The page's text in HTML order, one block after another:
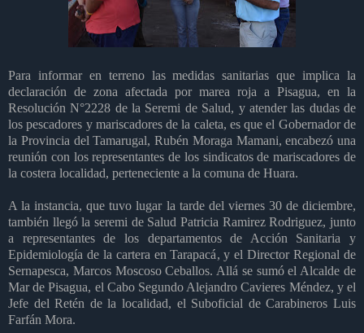
Para informar en terreno las medidas sanitarias que implica la
declaración de zona afectada por marea roja a Pisagua, en la
Resolución N°2228 de la Seremi de Salud, y atender las dudas de
los pescadores y mariscadores de la caleta, es que el Gobernador de
la Provincia del Tamarugal, Rubén Moraga Mamani, encabezó una
reunión con los representantes de los sindicatos de mariscadores de
la costera localidad, perteneciente a la comuna de Huara.
A la instancia, que tuvo lugar la tarde del viernes 30 de diciembre,
también llegó la seremi de Salud Patricia Ramirez Rodriguez, junto
a representantes de los departamentos de Acción Sanitaria y
Epidemiología de la cartera en Tarapacá, y el Director Regional de
Sernapesca, Marcos Moscoso Ceballos. Allá se sumó el Alcalde de
Mar de Pisagua, el Cabo Segundo Alejandro Cavieres Méndez, y el
Jefe del Retén de la localidad, el Suboficial de Carabineros Luis
Farfán Mora.